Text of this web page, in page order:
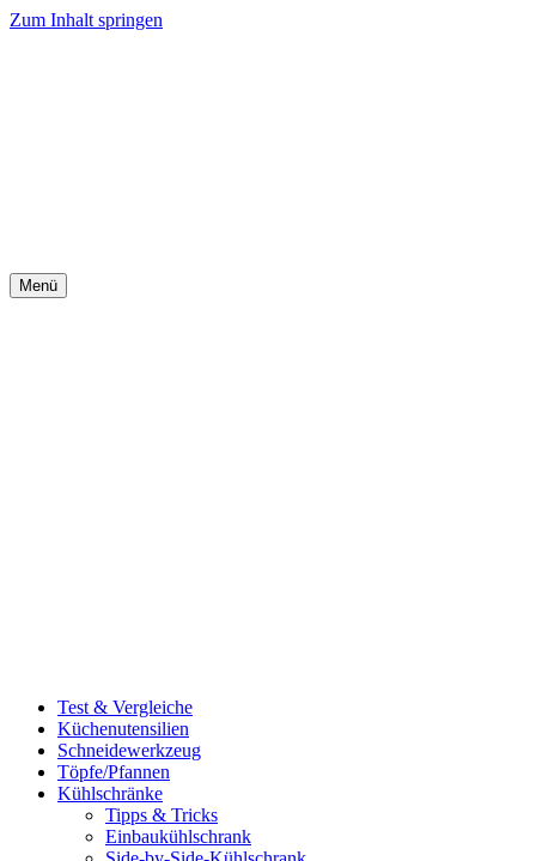
Zum Inhalt springen
Menü
Test & Vergleiche
Küchenutensilien
Schneidewerkzeug
Töpfe/Pfannen
Kühlschränke
Tipps & Tricks
Einbaukühlschrank